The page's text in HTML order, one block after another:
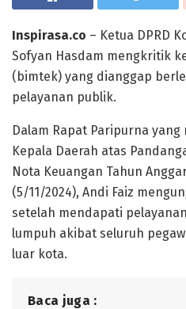
Inspirasa.co – Ketua DPRD
Sofyan Hasdam mengkritik
(bimtek) yang dianggap
pelayanan publik.
Dalam Rapat Paripurna
Kepala Daerah atas
Nota Keuangan Tahun
(5/11/2024), Andi Faiz
setelah mendapati
lumpuh akibat seluruh
luar kota.
Baca juga :